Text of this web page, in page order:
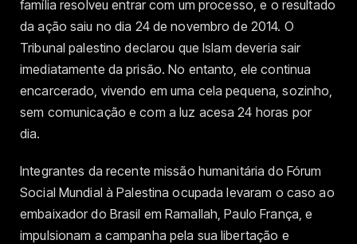
família resolveu entrar com um processo, e o resultado
da ação saiu no dia 24 de novembro de 2014. O
Tribunal palestino declarou que Islam deveria sair
imediatamente da prisão. No entanto, ele continua
encarcerado, vivendo em uma cela pequena, sozinho,
sem comunicação e com a luz acesa 24 horas por
dia.
Integrantes da recente missão humanitária do Fórum
Social Mundial à Palestina ocupada levaram o caso ao
embaixador do Brasil em Ramallah, Paulo França, e
impulsionam a campanha pela sua libertação e